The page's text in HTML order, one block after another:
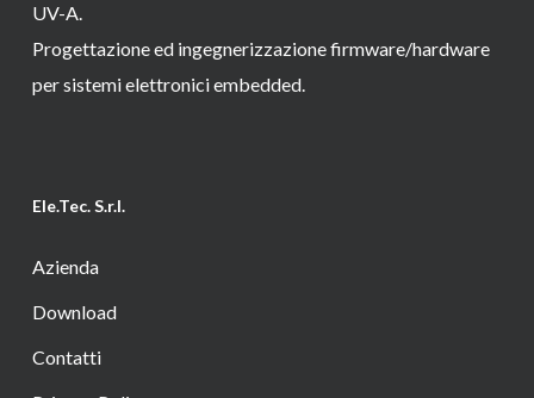
UV-A.
Progettazione ed ingegnerizzazione firmware/hardware
per sistemi elettronici embedded.
Ele.Tec. S.r.l.
Azienda
Download
Contatti